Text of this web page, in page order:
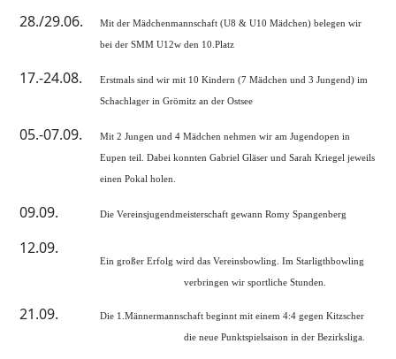
28./29.06.
Mit der Mädchenmannschaft (U8 & U10 Mädchen) belegen wir
bei der SMM U12w den 10.Platz
17.-24.08.
Erstmals sind wir mit 10 Kindern (7 Mädchen und 3 Jungend) im
Schachlager in Grömitz an der Ostsee
05.-07.09.
Mit 2 Jungen und 4 Mädchen nehmen wir am Jugendopen in
Eupen teil. Dabei konnten Gabriel Gläser und Sarah Kriegel jeweils
einen Pokal holen.
09.09. Die Vereinsjugendmeisterschaft gewann Romy Spangenberg
12.09.
Ein großer Erfolg wird das Vereinsbowling. Im Starligthbowling
verbringen wir sportliche Stunden.
21.09.
Die 1.Männermannschaft beginnt mit einem 4:4 gegen Kitzscher
die neue Punktspielsaison in der Bezirksliga.